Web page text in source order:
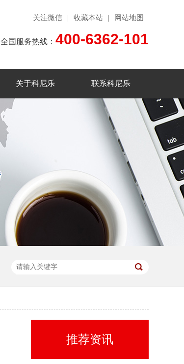
关注微信 收藏本站 网站地图
全国服务热线： 400-6362-101
关于科尼乐 联系科尼乐
推荐资讯